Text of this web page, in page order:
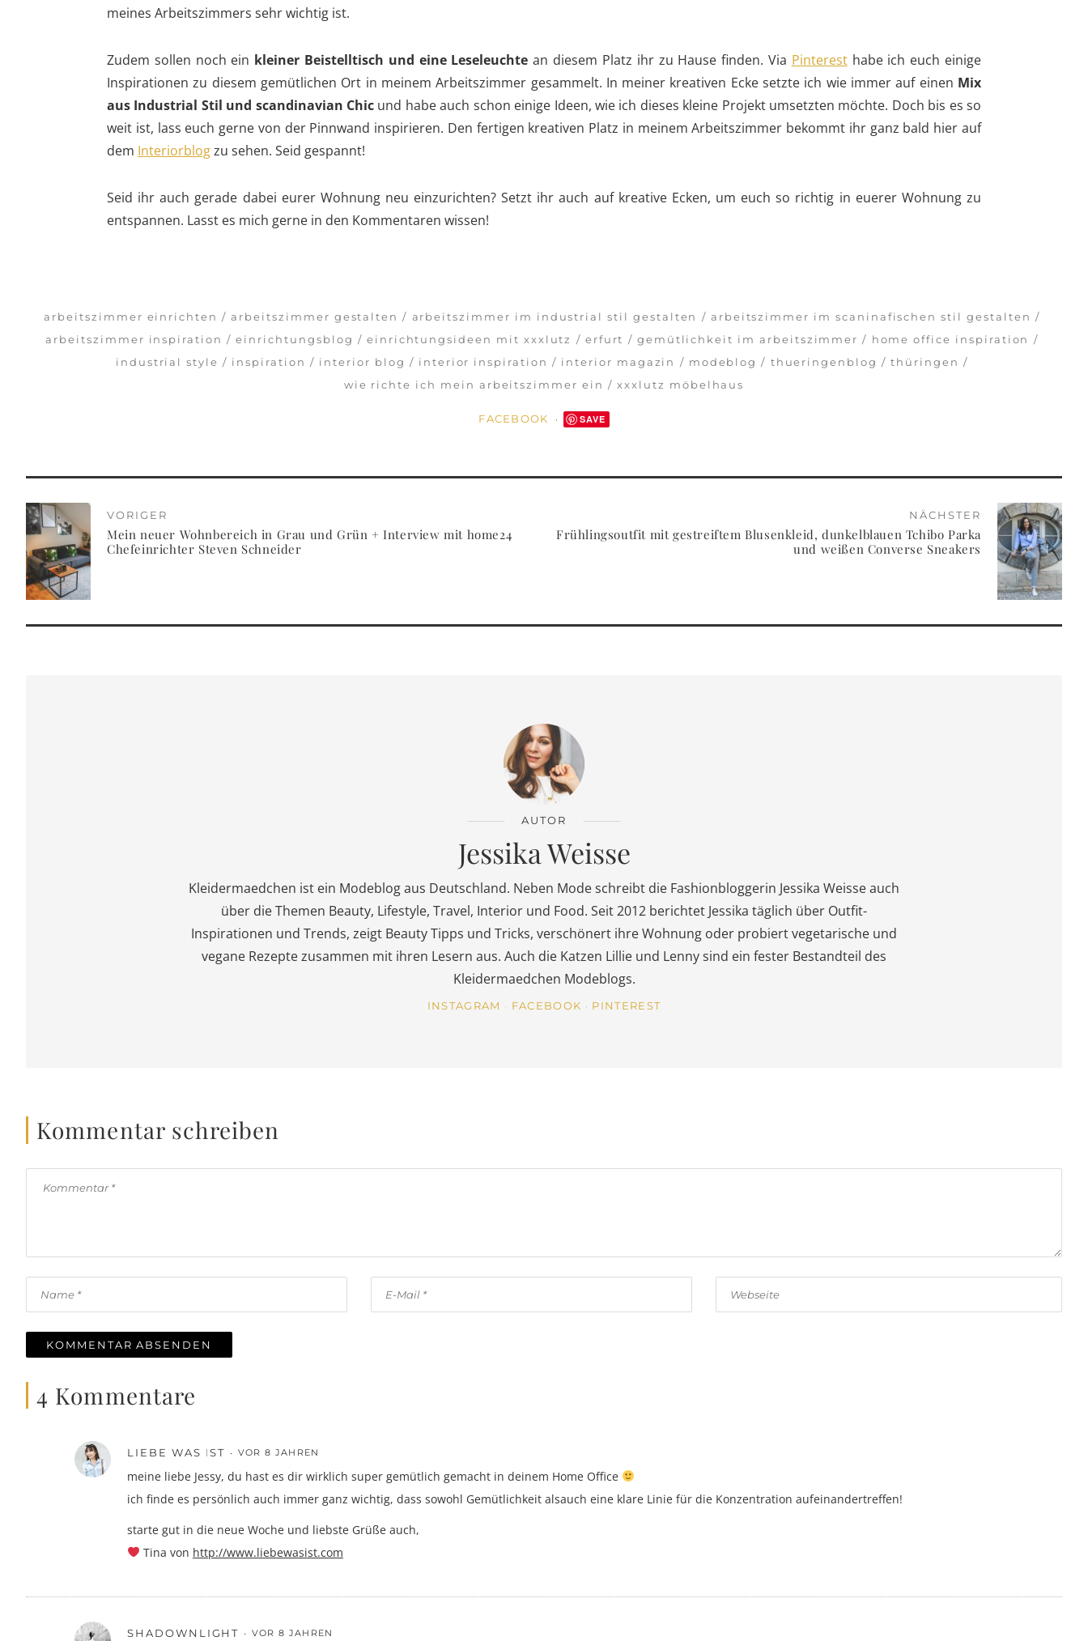
meines Arbeitszimmers sehr wichtig ist.
Zudem sollen noch ein kleiner Beistelltisch und eine Leseleuchtean diesem Platz ihr zu Hause finden. Via Pinteresthabe ich euch einige
Inspirationen zu diesem gemütlichen Ort in meinem Arbeitszimmer gesammelt. In meiner kreativen Ecke setzte ich wie immer auf einen Mix
aus Industrial Stil und scandinavian Chic und habe auch schon einige Ideen, wie ich dieses kleine Projekt umsetzten möchte. Doch bis es so
weit ist, lass euch gerne von der Pinnwand inspirieren. Den fertigen kreativen Platz in meinem Arbeitszimmer bekommt ihr ganz bald hier auf
dem Interiorblogzu sehen. Seid gespannt!
Seid ihr auch gerade dabei eurer Wohnung neu einzurichten? Setzt ihr auch auf kreative Ecken, um euch so richtig in euerer Wohnung zu
entspannen. Lasst es mich gerne in den Kommentaren wissen!
arbeitszimmer einrichten arbeitszimmer gestalten arbeitszimmer im industrial stil gestalten
arbeitszimmer im scaninafischen stil gestalten
arbeitszimmer inspiration
einrichtungsblog einrichtungsideen mit xxxlutz erfurt gemütlichkeit im arbeitszimmer
home office inspiration
industrial style
inspiration interior blog interior inspiration interior magazin modeblog thueringenblog
thüringen
wie richte ich mein arbeitszimmer ein
xxxlutz möbelhaus
FACEBOOK SAVE
VORIGER
Mein neuer Wohnbereich in Grau und Grün + Interview mit home24
Chefeinrichter Steven Schneider
NÄCHSTER
Frühlingsoutfit mit gestreiftem Blusenkleid, dunkelblauen Tchibo Parka
und weißen Converse Sneakers
AUTOR
Jessika Weisse
Kleidermaedchen ist ein Modeblog aus Deutschland. Neben Mode schreibt die Fashionbloggerin Jessika Weisse auch
über die Themen Beauty, Lifestyle, Travel, Interior und Food. Seit 2012 berichtet Jessika täglich über Outfit-
Inspirationen und Trends, zeigt Beauty Tipps und Tricks, verschönert ihre Wohnung oder probiert vegetarische und
vegane Rezepte zusammen mit ihren Lesern aus. Auch die Katzen Lillie und Lenny sind ein fester Bestandteil des
Kleidermaedchen Modeblogs.
INSTAGRAM FACEBOOK PINTEREST
Kommentar schreiben
4 Kommentare
LIEBE WAS IST VOR 8 JAHREN
meine liebe Jessy, du hast es dir wirklich super gemütlich gemacht in deinem Home Office
ich finde es persönlich auch immer ganz wichtig, dass sowohl Gemütlichkeit alsauch eine klare Linie für die Konzentration aufeinandertreffen!
starte gut in die neue Woche und liebste Grüße auch,
Tina von http://www.liebewasist.com
SHADOWNLIGHT VOR 8 JAHREN